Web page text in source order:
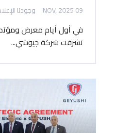
09 NOV, 2025 وجودنا
تشرفت شركة جيوشي...